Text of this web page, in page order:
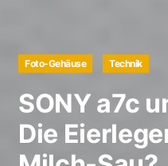
Foto-Gehäuse Technik
SONY a7c
Die